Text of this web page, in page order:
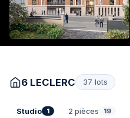
6 LECLERC 37 lots
Studio 1 2 pièces 19